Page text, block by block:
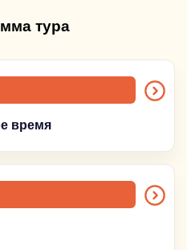
тура
время